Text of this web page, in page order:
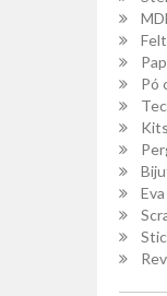
Pó
Kits
Eva